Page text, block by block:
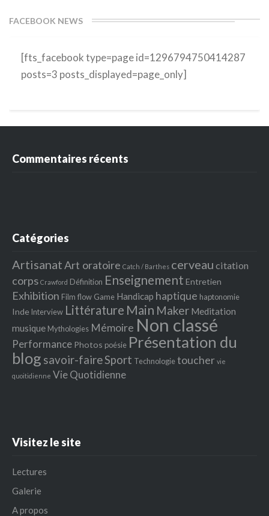
FACEBOOK NEWS
[fts_facebook type=page id=1296794750414287
posts=3 posts_displayed=page_only]
Commentaires récents
Catégories
ArtisanatArt oratoire Catch / Barthes cerveau citation
corps Crawford Définition Enseignement Entretien
Exhibition Film flow Game Handicap haptique haptonomie
Inde Interview Littérature Main Maker Meditation
musique Mythologies Mémoire Non classé
Performance Photos poésie Présentation du
blog savoir-faireSport Technologietoucher vie
quoitidienne Vie Quotidienne
Visitez le site
Lectures
Galerie
A propos